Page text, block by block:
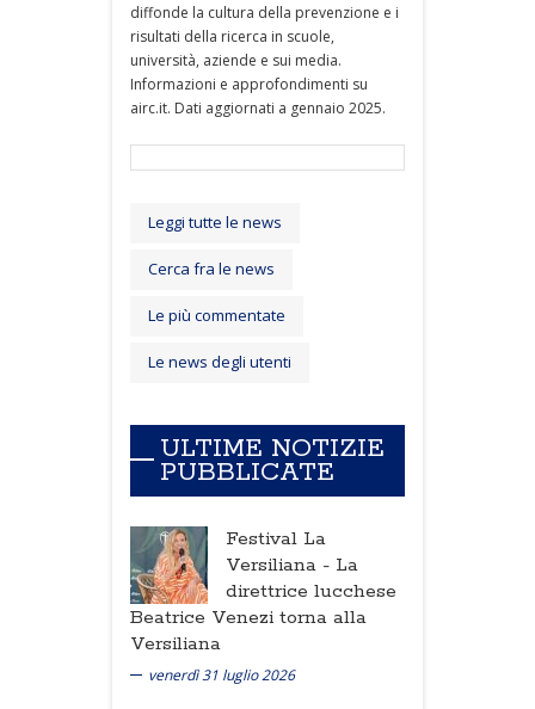
diffonde la cultura della prevenzione e i
risultati della ricerca in scuole,
università, aziende e sui media.
Informazioni e approfondimenti su
airc.it. Dati aggiornati a gennaio 2025.
Leggi tutte le news
Cerca fra le news
Le più commentate
Le news degli utenti
ULTIME NOTIZIE
PUBBLICATE
Festival La
Versiliana - La
direttrice lucchese
Beatrice Venezi torna alla
Versiliana
venerdì 31 luglio 2026